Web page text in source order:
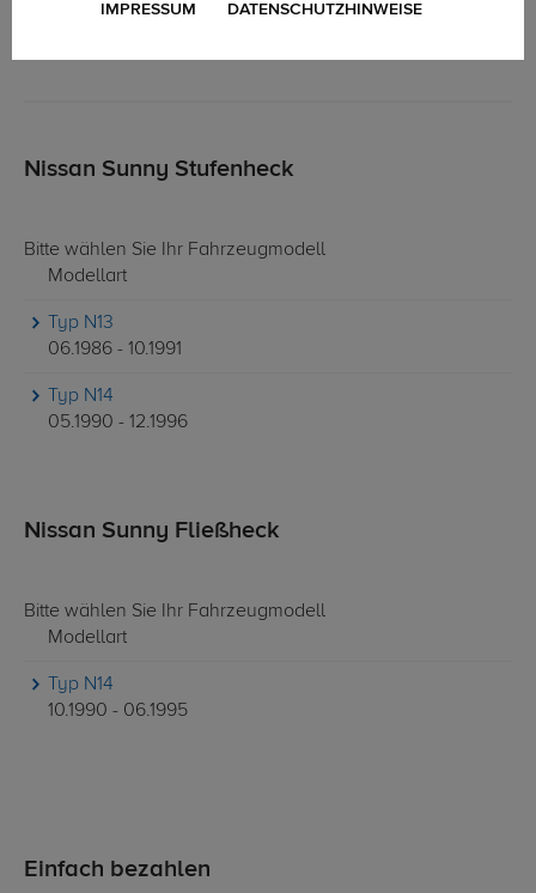
Nissan Sunny Stufenheck
Bitte wählen Sie Ihr Fahrzeugmodell
Modellart
Typ N13
06.1986 - 10.1991
Typ N14
05.1990 - 12.1996
Nissan Sunny Fließheck
Bitte wählen Sie Ihr Fahrzeugmodell
Modellart
Typ N14
10.1990 - 06.1995
Einfach bezahlen
IMPRESSUM DATENSCHUTZHINWEISE